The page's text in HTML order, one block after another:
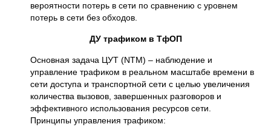
вероятности потерь в сети по сравнению с уровнем
потерь в сети без обходов.
ДУ трафиком в ТфОП
Основная задача ЦУТ (NTM) – наблюдение и
управление трафиком в реальном масштабе времени в
сети доступа и транспортной сети с целью увеличения
количества вызовов, завершенных разговоров и
эффективного использования ресурсов сети.
Принципы управления трафиком: